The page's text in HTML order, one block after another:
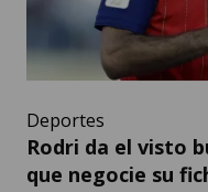
Deportes
Rodri da el visto
que negocie su